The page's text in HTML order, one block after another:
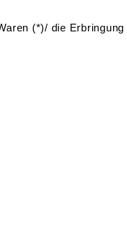
(*)/ die Erbringung